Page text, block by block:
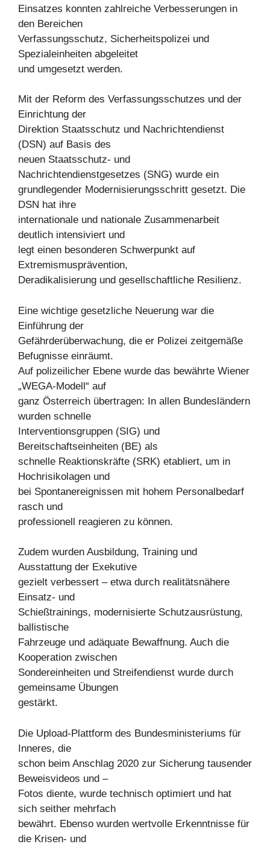
Einsatzes konnten zahlreiche Verbesserungen in
den Bereichen
Verfassungsschutz, Sicherheitspolizei und
Spezialeinheiten abgeleitet
und umgesetzt werden.
Mit der Reform des Verfassungsschutzes und der
Einrichtung der
Direktion Staatsschutz und Nachrichtendienst
(DSN) auf Basis des
neuen Staatsschutz- und
Nachrichtendienstgesetzes (SNG) wurde ein
grundlegender Modernisierungsschritt gesetzt. Die
DSN hat ihre
internationale und nationale Zusammenarbeit
deutlich intensiviert und
legt einen besonderen Schwerpunkt auf
Extremismusprävention,
Deradikalisierung und gesellschaftliche Resilienz.
Eine wichtige gesetzliche Neuerung war die
Einführung der
Gefährderüberwachung, die er Polizei zeitgemäße
Befugnisse einräumt.
Auf polizeilicher Ebene wurde das bewährte Wiener
„WEGA-Modell“ auf
ganz Österreich übertragen: In allen Bundesländern
wurden schnelle
Interventionsgruppen (SIG) und
Bereitschaftseinheiten (BE) als
schnelle Reaktionskräfte (SRK) etabliert, um in
Hochrisikolagen und
bei Spontanereignissen mit hohem Personalbedarf
rasch und
professionell reagieren zu können.
Zudem wurden Ausbildung, Training und
Ausstattung der Exekutive
gezielt verbessert – etwa durch realitätsnähere
Einsatz- und
Schießtrainings, modernisierte Schutzausrüstung,
ballistische
Fahrzeuge und adäquate Bewaffnung. Auch die
Kooperation zwischen
Sondereinheiten und Streifendienst wurde durch
gemeinsame Übungen
gestärkt.
Die Upload-Plattform des Bundesministeriums für
Inneres, die
schon beim Anschlag 2020 zur Sicherung tausender
Beweisvideos und –
Fotos diente, wurde technisch optimiert und hat
sich seither mehrfach
bewährt. Ebenso wurden wertvolle Erkenntnisse für
die Krisen- und